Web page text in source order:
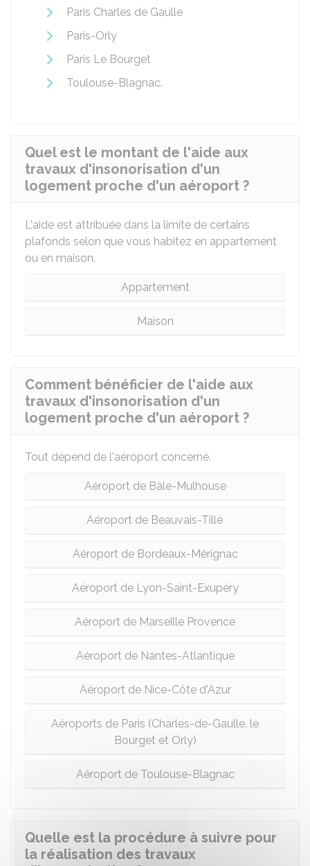
Paris Charles de Gaulle
Paris-Orly
Paris Le Bourget
Toulouse-Blagnac.
Quel est le montant de l'aide aux
travaux d'insonorisation d'un
logement proche d'un aéroport ?
L'aide est attribuée dans la limite de certains
plafonds selon que vous habitez en appartement
ou en maison.
Appartement
Maison
Comment bénéficier de l'aide aux
travaux d'insonorisation d'un
logement proche d'un aéroport ?
Tout dépend de l'aéroport concerné.
Aéroport de Bâle-Mulhouse
Aéroport de Beauvais-Tillé
Aéroport de Bordeaux-Mérignac
Aéroport de Lyon-Saint-Exupéry
Aéroport de Marseille Provence
Aéroport de Nantes-Atlantique
Aéroport de Nice-Côte d'Azur
Aéroports de Paris (Charles-de-Gaulle, le
Bourget et Orly)
Aéroport de Toulouse-Blagnac
Quelle est la procédure à suivre pour
la réalisation des travaux